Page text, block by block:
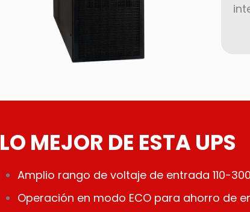
LO MEJOR DE ESTA UPS
Amplio rango de voltaje de entrada 110-
Operación en modo ECO para ahorro de